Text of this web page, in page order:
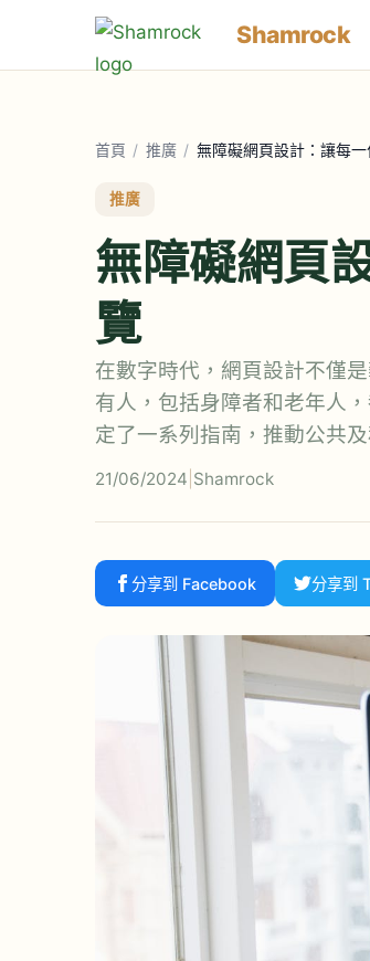
Shamrock
首頁 / 推廣 / 無障礙網頁設計：讓每
推廣
無障礙網頁
覽
在數字時代，網頁設計不僅
有人，包括身障者和老年人
定了一系列指南，推動公共
21/06/2024 Shamrock
分享到 Facebook 分享到